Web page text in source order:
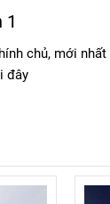
1
chủ, mới
đây